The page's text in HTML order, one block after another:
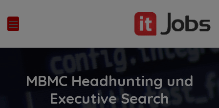
MBMC Headhunting und
Executive Search